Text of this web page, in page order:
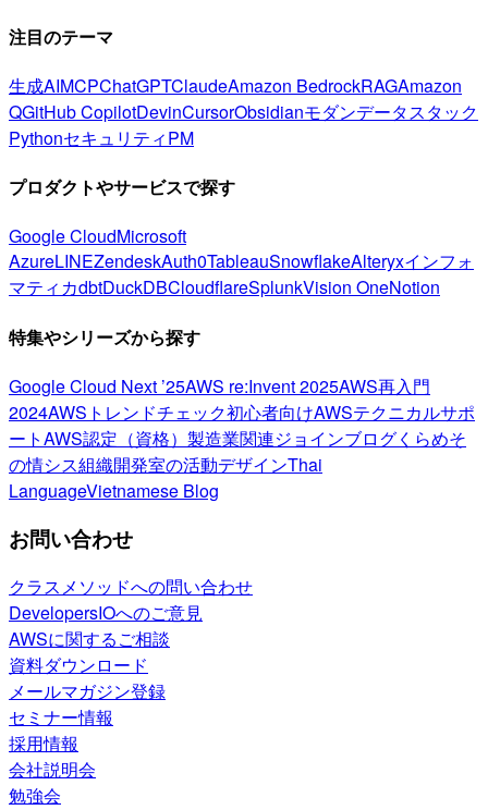
注目のテーマ
生成AIMCPChatGPTClaudeAmazon BedrockRAGAmazon
QGitHub CopilotDevinCursorObsidianモダンデータスタック
PythonセキュリティPM
プロダクトやサービスで探す
Google CloudMicrosoft
AzureLINEZendeskAuth0TableauSnowflakeAlteryxインフォ
マティカdbtDuckDBCloudflareSplunkVision OneNotion
特集やシリーズから探す
Google Cloud Next ’25AWS re:Invent 2025AWS再入門
2024AWSトレンドチェック初心者向けAWSテクニカルサポ
ートAWS認定（資格） 製造業関連ジョインブログくらめそ
の情シス組織開発室の活動デザインThai
LanguageVietnamese Blog
お問い合わせ
クラスメソッドへの問い合わせ
DevelopersIOへのご意見
AWSに関するご相談
資料ダウンロード
メールマガジン登録
セミナー情報
採用情報
会社説明会
勉強会